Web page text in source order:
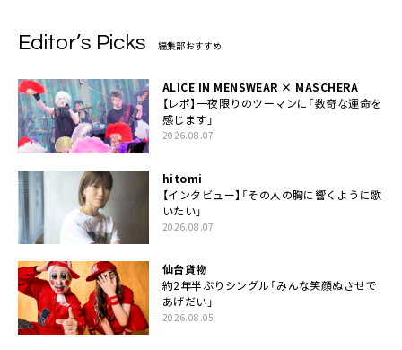
Editor’s Picks 編集部おすすめ
ALICE IN MENSWEAR × MASCHERA
【レポ】一夜限りのツーマンに「数奇な運命を
感じます」
2026.08.07
hitomi
【インタビュー】「その人の胸に響くように歌
いたい」
2026.08.07
仙台貨物
約2年半ぶりシングル「みんな笑顔ぬさせで
あげだい」
2026.08.05